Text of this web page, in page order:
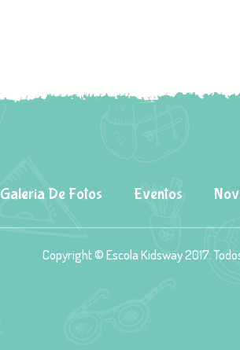
Galeria De Fotos Eventos
Copyright © Escola Kidsway 2017.